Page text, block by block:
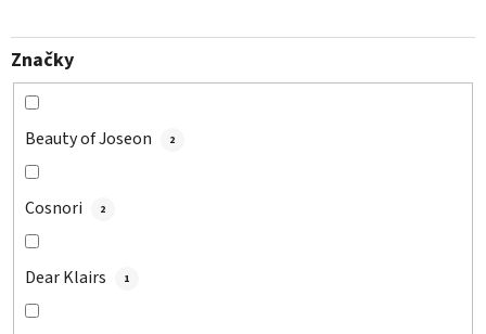
Značky
Beauty of Joseon 2
Cosnori 2
Dear Klairs 1